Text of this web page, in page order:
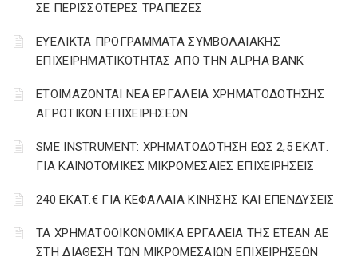
ΣΕ ΠΕΡΙΣΣΟΤΕΡΕΣ ΤΡΑΠΕΖΕΣ
ΕΥΕΛΙΚΤΑ ΠΡΟΓΡΑΜΜΑΤΑ ΣΥΜΒΟΛΑΙΑΚΗΣ
ΕΠΙΧΕΙΡΗΜΑΤΙΚΟΤΗΤΑΣ ΑΠΟ ΤΗΝ ALPHA BANK
ΕΤΟΙΜΑΖΟΝΤΑΙ ΝΕΑ ΕΡΓΑΛΕΙΑ ΧΡΗΜΑΤΟΔΟΤΗΣΗΣ
ΑΓΡΟΤΙΚΩΝ ΕΠΙΧΕΙΡΗΣΕΩΝ
SME INSTRUMENT: ΧΡΗΜΑΤΟΔΟΤΗΣΗ ΕΩΣ 2,5 ΕΚΑΤ.
ΓΙΑ ΚΑΙΝΟΤΟΜΙΚΕΣ ΜΙΚΡΟΜΕΣΑΙΕΣ ΕΠΙΧΕΙΡΗΣΕΙΣ
240 ΕΚΑΤ.€ ΓΙΑ ΚΕΦΑΛΑΙΑ ΚΙΝΗΣΗΣ ΚΑΙ ΕΠΕΝΔΥΣΕΙΣ
ΤΑ ΧΡΗΜΑΤΟΟΙΚΟΝΟΜΙΚΑ ΕΡΓΑΛΕΙΑ ΤΗΣ ΕΤΕΑΝ ΑΕ
ΣΤΗ ΔΙΑΘΕΣΗ ΤΩΝ ΜΙΚΡΟΜΕΣΑΙΩΝ ΕΠΙΧΕΙΡΗΣΕΩΝ